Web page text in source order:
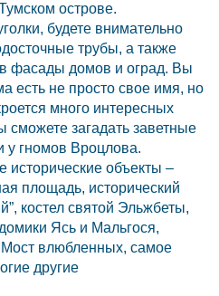
острове.
будете внимательно
трубы, а также
фасады домов и оград. Вы
есть не просто свое имя, но
много интересных
загадать заветные
у гномов Вроцлова.
объекты –
площадь, исторический
костел святой Эльжбеты,
Ясь и Мальгося,
Мост влюбленных, самое
другие